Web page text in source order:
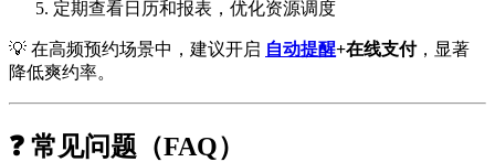
定期查看日历和报表，优化资源调度
💡 在高频预约场景中，建议开启 自动提醒+在线支付，显著
降低爽约率。
❓ 常见问题（FAQ）